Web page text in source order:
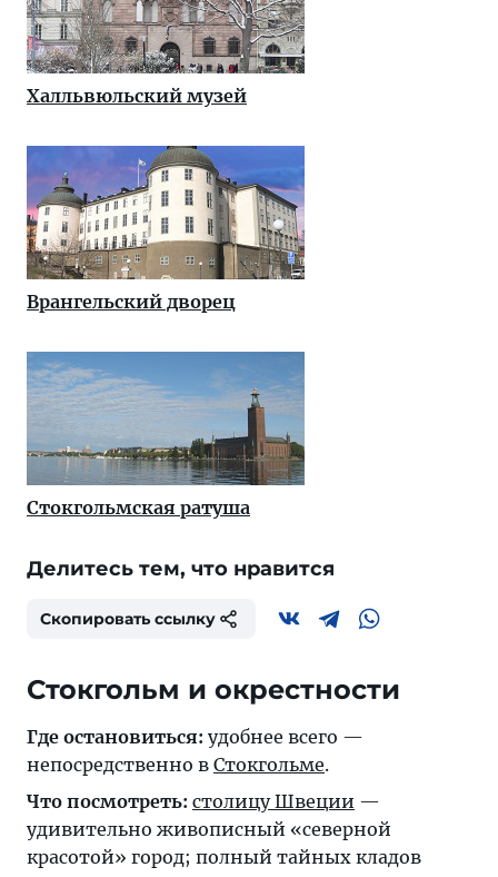
Халльвюльский музей
Врангельский дворец
Стокгольмская ратуша
Делитесь тем, что нравится
Скопировать ссылку
Стокгольм и окрестности
Где остановиться: удобнее всего —
непосредственно в Стокгольме.
Что посмотреть: столицу Швеции —
удивительно живописный «северной
красотой» город; полный тайных кладов